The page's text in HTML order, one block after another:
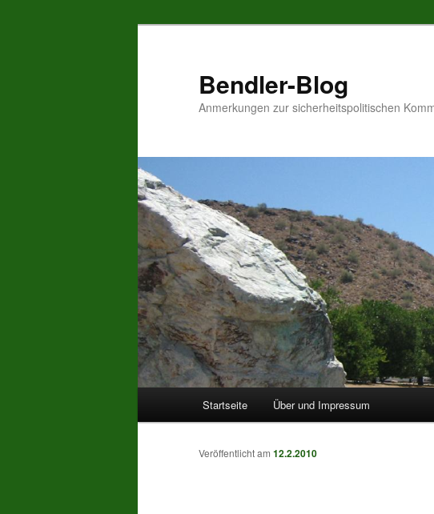
Bendler-Blog
Anmerkungen zur sicherheitspolitischen
Startseite Über und Impressum
Veröffentlicht am 12.2.2010